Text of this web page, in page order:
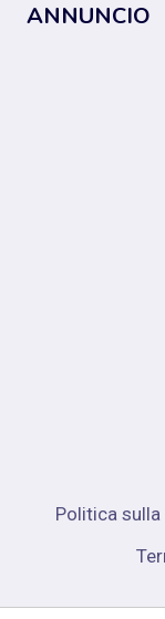
ANNUNCIO
Politica